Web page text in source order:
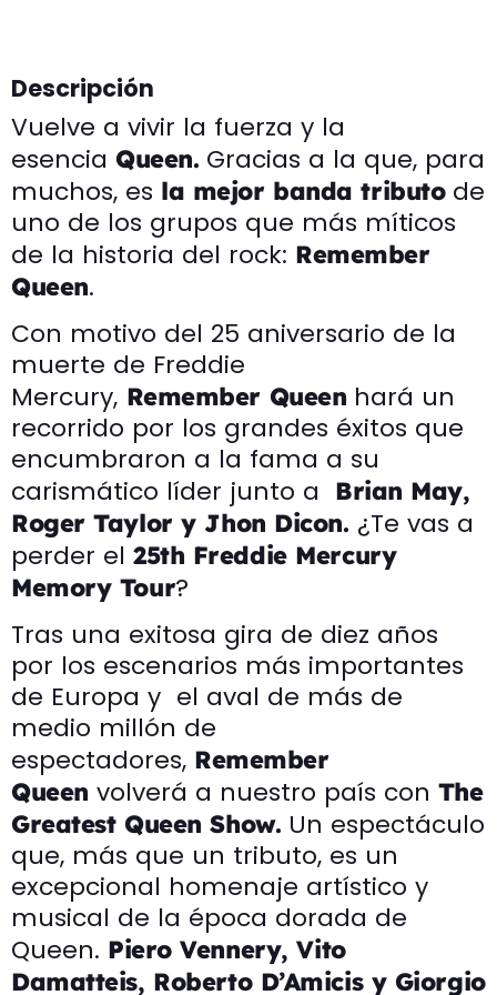
Descripción
Vuelve a vivir la fuerza y la
esencia Queen. Gracias a la que, para
muchos, es la mejor banda tributode
uno de los grupos que más míticos
de la historia del rock: Remember
Queen.
Con motivo del 25 aniversario de la
muerte de Freddie
Mercury, Remember Queen hará un
recorrido por los grandes éxitos que
encumbraron a la fama a su
carismático líder junto a Brian May,
Roger Taylor y Jhon Dicon. ¿Te vas a
perder el 25th Freddie Mercury
Memory Tour?
Tras una exitosa gira de diez años
por los escenarios más importantes
de Europa y el aval de más de
medio millón de
espectadores, Remember
Queen volverá a nuestro país con The
Greatest Queen Show. Un espectáculo
que, más que un tributo, es un
excepcional homenaje artístico y
musical de la época dorada de
Queen. Piero Vennery, Vito
Damatteis, Roberto D’Amicis y Giorgio